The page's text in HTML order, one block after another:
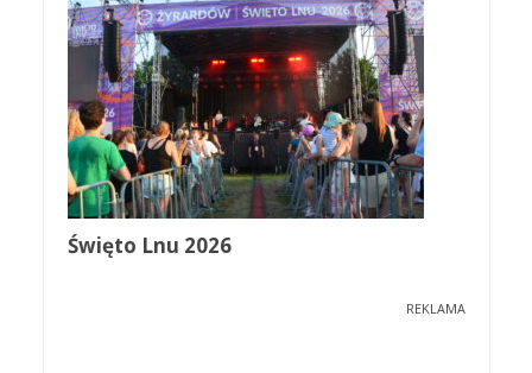
Święto Lnu 2026
REKLAMA